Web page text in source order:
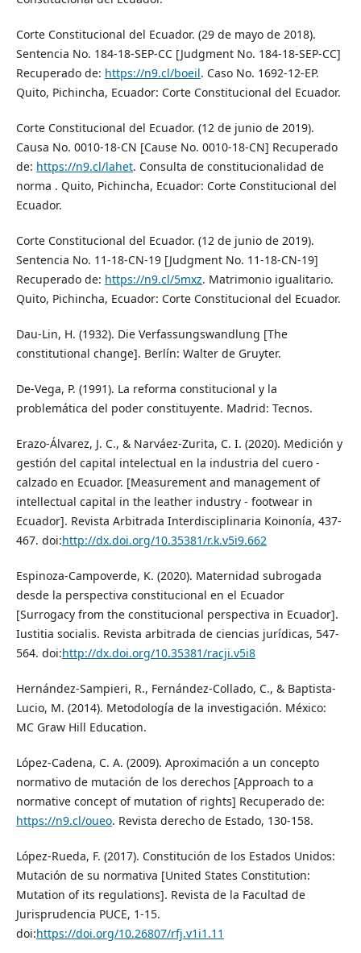
Corte Constitucional del Ecuador. (29 de mayo de 2018).
Sentencia No. 184-18-SEP-CC [Judgment No. 184-18-SEP-CC]
Recuperado de: https://n9.cl/boeil. Caso No. 1692-12-EP.
Quito, Pichincha, Ecuador: Corte Constitucional del Ecuador.
Corte Constitucional del Ecuador. (12 de junio de 2019).
Causa No. 0010-18-CN [Cause No. 0010-18-CN] Recuperado
de: https://n9.cl/lahet. Consulta de constitucionalidad de
norma . Quito, Pichincha, Ecuador: Corte Constitucional del
Ecuador.
Corte Constitucional del Ecuador. (12 de junio de 2019).
Sentencia No. 11-18-CN-19 [Judgment No. 11-18-CN-19]
Recuperado de: https://n9.cl/5mxz. Matrimonio igualitario.
Quito, Pichincha, Ecuador: Corte Constitucional del Ecuador.
Dau-Lin, H. (1932). Die Verfassungswandlung [The
constitutional change]. Berlín: Walter de Gruyter.
De-Vega, P. (1991). La reforma constitucional y la
problemática del poder constituyente. Madrid: Tecnos.
Erazo-Álvarez, J. C., & Narváez-Zurita, C. I. (2020). Medición y
gestión del capital intelectual en la industria del cuero -
calzado en Ecuador. [Measurement and management of
intellectual capital in the leather industry - footwear in
Ecuador]. Revista Arbitrada Interdisciplinaria Koinonía, 437-
467. doi:http://dx.doi.org/10.35381/r.k.v5i9.662
Espinoza-Campoverde, K. (2020). Maternidad subrogada
desde la perspectiva constitucional en el Ecuador
[Surrogacy from the constitucional perspectiva in Ecuador].
Iustitia socialis. Revista arbitrada de ciencias jurídicas, 547-
564. doi:http://dx.doi.org/10.35381/racji.v5i8
Hernández-Sampieri, R., Fernández-Collado, C., & Baptista-
Lucio, M. (2014). Metodología de la investigación. México:
MC Graw Hill Education.
López-Cadena, C. A. (2009). Aproximación a un concepto
normativo de mutación de los derechos [Approach to a
normative concept of mutation of rights] Recuperado de:
https://n9.cl/oueo. Revista derecho de Estado, 130-158.
López-Rueda, F. (2017). Constitución de los Estados Unidos:
Mutación de su normativa [United States Constitution:
Mutation of its regulations]. Revista de la Facultad de
Jurisprudencia PUCE, 1-15.
doi:https://doi.org/10.26807/rfj.v1i1.11